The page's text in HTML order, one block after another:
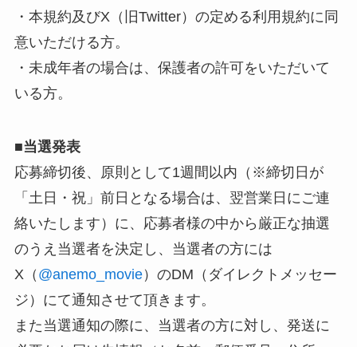
・本規約及びX（旧Twitter）の定める利用規約に同
意いただける方。
・未成年者の場合は、保護者の許可をいただいて
いる方。
■当選発表
応募締切後、原則として1週間以内（※締切日が
「土日・祝」前日となる場合は、翌営業日にご連
絡いたします）に、応募者様の中から厳正な抽選
のうえ当選者を決定し、当選者の方には
X（ @anemo_movie）のDM（ダイレクトメッセー
ジ）にて通知させて頂きます。
また当選通知の際に、当選者の方に対し、発送に